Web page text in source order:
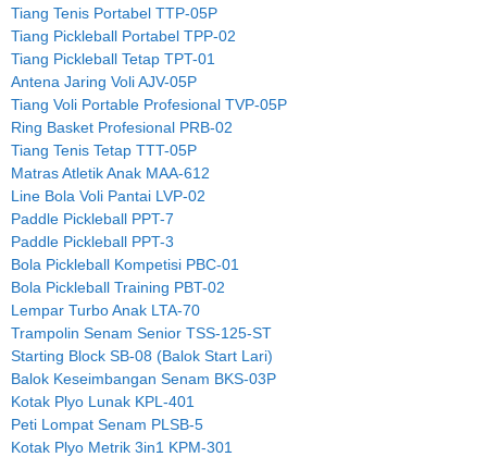
Tiang Tenis Portabel TTP-05P
Tiang Pickleball Portabel TPP-02
Tiang Pickleball Tetap TPT-01
Antena Jaring Voli AJV-05P
Tiang Voli Portable Profesional TVP-05P
Ring Basket Profesional PRB-02
Tiang Tenis Tetap TTT-05P
Matras Atletik Anak MAA-612
Line Bola Voli Pantai LVP-02
Paddle Pickleball PPT-7
Paddle Pickleball PPT-3
Bola Pickleball Kompetisi PBC-01
Bola Pickleball Training PBT-02
Lempar Turbo Anak LTA-70
Trampolin Senam Senior TSS-125-ST
Starting Block SB-08 (Balok Start Lari)
Balok Keseimbangan Senam BKS-03P
Kotak Plyo Lunak KPL-401
Peti Lompat Senam PLSB-5
Kotak Plyo Metrik 3in1 KPM-301